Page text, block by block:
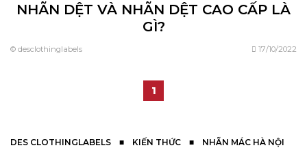
NHÃN DỆT VÀ NHÃN DỆT CAO CẤP LÀ
GÌ?
© desclothinglabels 17/10/2022
1
DES CLOTHINGLABELS ■ KIẾN THỨC ■ NHÃN MÁC HÀ NỘI